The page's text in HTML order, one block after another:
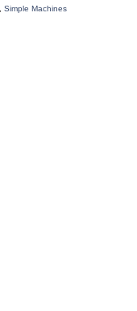
Simple Machines